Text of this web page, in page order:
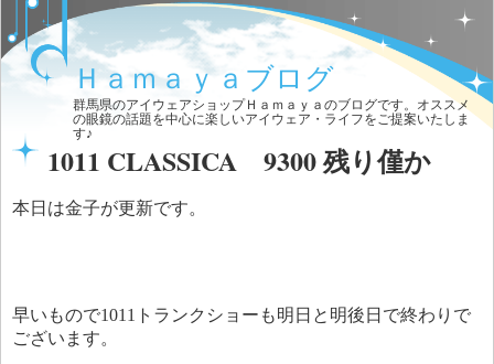
Ｈａｍａｙａブログ
群馬県のアイウェアショップＨａｍａｙａのブログです。オススメ
の眼鏡の話題を中心に楽しいアイウェア・ライフをご提案いたしま
す♪
1011 CLASSICA 9300 残り僅か
本日は金子が更新です。
早いもので1011トランクショーも明日と明後日で終わりで
ございます。